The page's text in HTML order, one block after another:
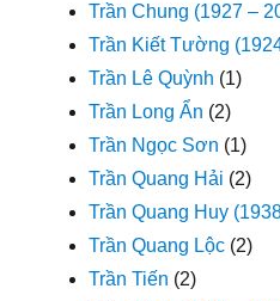
Trần Chung (1927 –
Trần Kiết Tường
Trần Lê Quỳnh (1)
Trần Long Ẩn (2)
Trần Ngọc Sơn (1)
Trần Quang Hải (2)
Trần Quang Huy
Trần Quang Lộc (2)
Trần Tiến (2)